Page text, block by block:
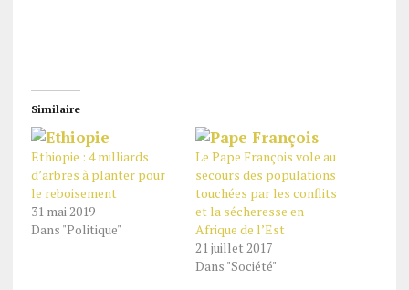
Similaire
Ethiopie : 4 milliards
d’arbres à planter pour
le reboisement
31 mai 2019
Dans "Politique"
Le Pape François vole au
secours des populations
touchées par les conflits
et la sécheresse en
Afrique de l’Est
21 juillet 2017
Dans "Société"